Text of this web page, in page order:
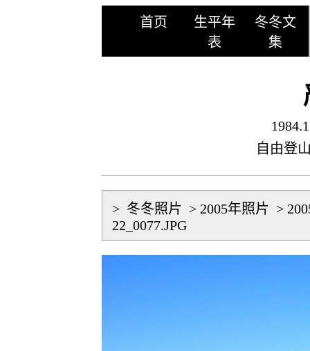
首页
生平年
表
冬冬文
集
自由登
> 冬冬照片 > 2005年照片 >
22_0077.JPG